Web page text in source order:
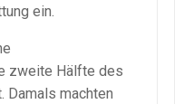
ein.
zweite Hälfte des
Damals machten